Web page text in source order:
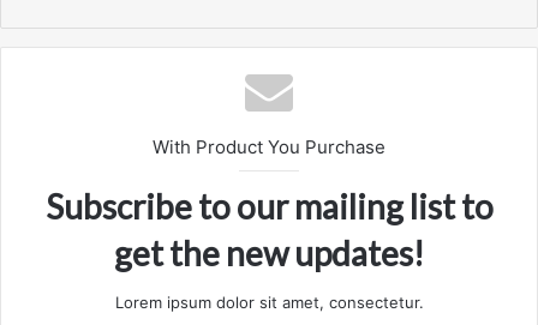
With Product You Purchase
Subscribe to our mailing list to
get the new updates!
Lorem ipsum dolor sit amet, consectetur.